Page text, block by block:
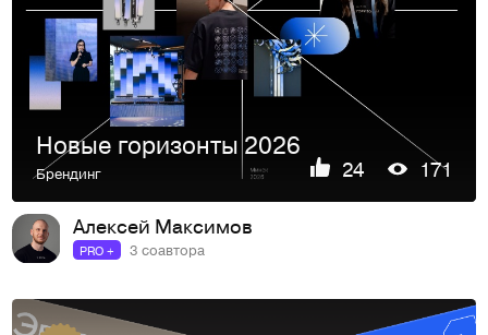
Новые горизонты 2026
Брендинг 24 171
Алексей Максимов
PRO + 3 соавтора